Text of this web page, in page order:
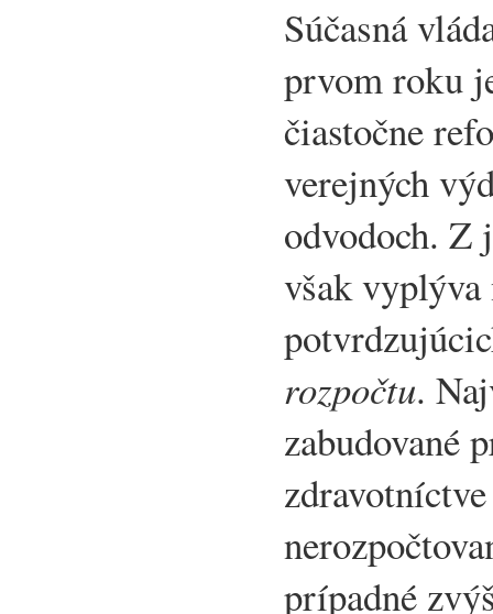
Súčasná
prvom roku
čiastočne
verejných
odvodoch. Z
však
rozpočtu.
zabudované
prípadné